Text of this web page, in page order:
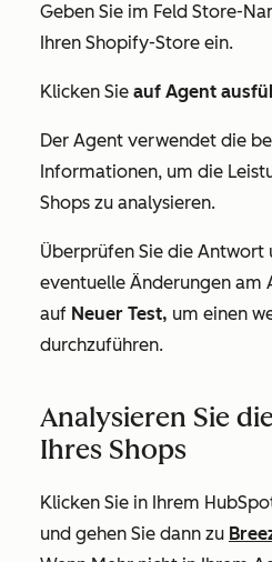
Geben Sie im Feld Store-
Ihren Shopify-Store ein.
Klicken Sie auf Agent
Der Agent verwendet die
Informationen, um die
Shops zu analysieren.
Überprüfen Sie die Antwort
eventuelle Änderungen am
auf Neuer Test, um einen
durchzuführen.
Analysieren Sie
Ihres Shops
Klicken Sie in Ihrem
und gehen Sie dann zu